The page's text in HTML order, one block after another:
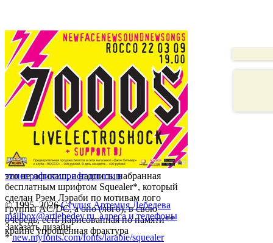
это не логотип, а надпись, набранная
бесплатным шрифтом Squealer*, который
сделан Рэем Лэраби по мотивам лого
группы AC/DC, а оно (лого), в свою
очередь, есть нарисованная по памяти**
крайне упрощенная фрактура
*new.myfonts.com/fonts/larabie/squealer
типографикашрифтлоготип
© 1995–2026 Студия Артемия Лебедева
mailbox@artlebedev.ru, адреса и телефоны
Заказать дизайн...